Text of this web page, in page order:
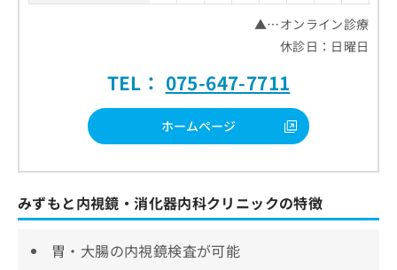
▲…オンライン診療
休診日：日曜日
TEL： 075-647-7711
ホームページ
みずもと内視鏡・消化器内科クリニックの特徴
胃・大腸の内視鏡検査が可能